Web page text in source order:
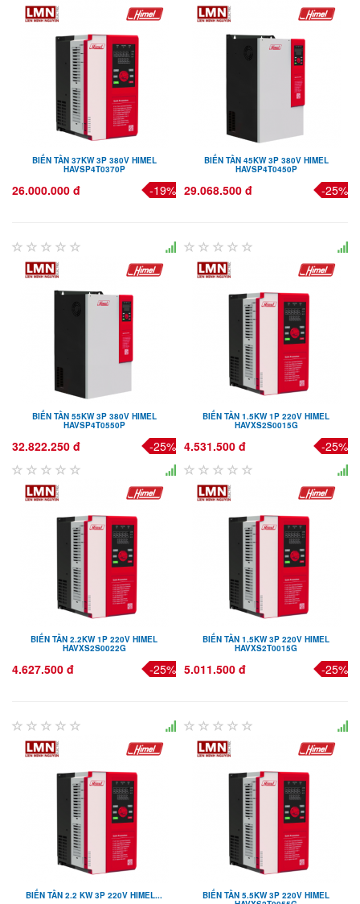
BIẾN TẦN 37KW 3P 380V HIMEL
HAVSP4T0370P
26.000.000 đ -19%
BIẾN TẦN 45KW 3P 380V HIMEL
HAVSP4T0450P
29.068.500 đ -25%
BIẾN TẦN 55KW 3P 380V HIMEL
HAVSP4T0550P
32.822.250 đ -25%
BIẾN TẦN 1.5KW 1P 220V HIMEL
HAVXS2S0015G
4.531.500 đ -25%
BIẾN TẦN 2.2KW 1P 220V HIMEL
HAVXS2S0022G
4.627.500 đ -25%
BIẾN TẦN 1.5KW 3P 220V HIMEL
HAVXS2T0015G
5.011.500 đ -25%
BIẾN TẦN 2.2 KW 3P 220V HIMEL... BIẾN TẦN 5.5KW 3P 220V HIMEL